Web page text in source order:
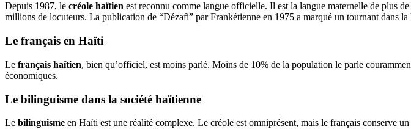
Depuis 1987, le créole haïtien est reconnu comme langue officielle. Il est la langue maternelle de plus
millions de locuteurs. La publication de “Dézafi” par Frankétienne en 1975 a marqué un tournant dans la
Le français en Haïti
Le français haïtien, bien qu’officiel, est moins parlé. Moins de 10% de la population le parle
économiques.
Le bilinguisme dans la société haïtienne
Le bilinguisme en Haïti est une réalité complexe. Le créole est omniprésent, mais le français conserve